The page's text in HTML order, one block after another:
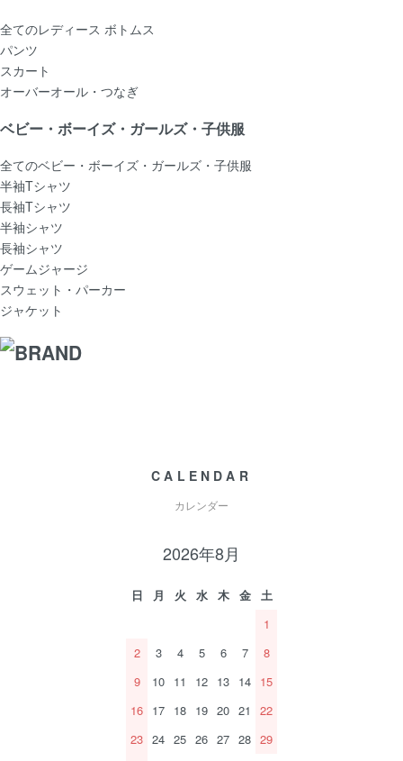
全てのレディース ボトムス
パンツ
スカート
オーバーオール・つなぎ
ベビー・ボーイズ・ガールズ・子供服
全てのベビー・ボーイズ・ガールズ・子供服
半袖Tシャツ
長袖Tシャツ
半袖シャツ
長袖シャツ
ゲームジャージ
スウェット・パーカー
ジャケット
CALENDAR
カレンダー
2026年8月
日 月 火 水 木 金
土
1
2
3 4 5 6 7
8
9
10 11 12 13 14 15
16 17 18 19 20 21
22
23 24 25 26 27 28 29